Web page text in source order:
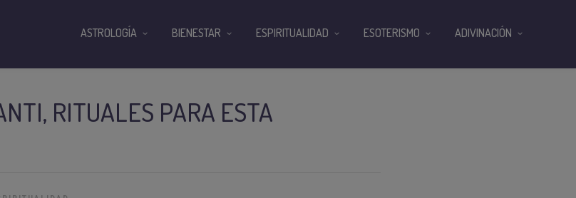
RITUALES PARA ESTA
ASTROLOGÍA BIENESTAR ESPIRITUALIDAD ESOTERISMO ADIVINACIÓN